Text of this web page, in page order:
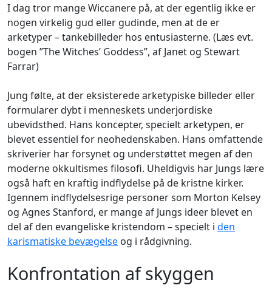
I dag tror mange Wiccanere på, at der egentlig ikke er
nogen virkelig gud eller gudinde, men at de er
arketyper – tankebilleder hos entusiasterne. (Læs evt.
bogen ”The Witches’ Goddess”, af Janet og Stewart
Farrar)
Jung følte, at der eksisterede arketypiske billeder eller
formularer dybt i menneskets underjordiske
ubevidsthed. Hans koncepter, specielt arketypen, er
blevet essentiel for neohedenskaben. Hans omfattende
skriverier har forsynet og understøttet megen af den
moderne okkultismes filosofi. Uheldigvis har Jungs lære
også haft en kraftig indflydelse på de kristne kirker.
Igennem indflydelsesrige personer som Morton Kelsey
og Agnes Stanford, er mange af Jungs ideer blevet en
del af den evangeliske kristendom – specielt i den
karismatiske bevægelse og i rådgivning.
Konfrontation af skyggen